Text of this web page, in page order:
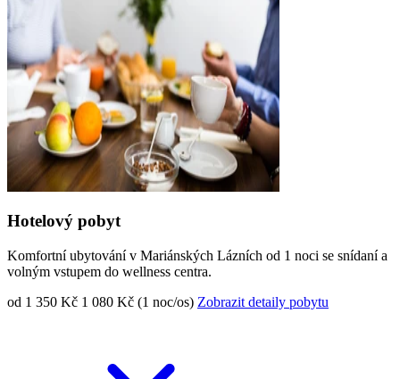
Hotelový pobyt
Komfortní ubytování v Mariánských Lázních od 1 noci se snídaní a
volným vstupem do wellness centra.
od 1 350 Kč 1 080 Kč (1 noc/os) Zobrazit detaily pobytu